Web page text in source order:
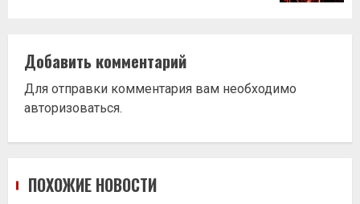
Добавить комментарий
Для отправки комментария вам необходимо
авторизоваться.
ПОХОЖИЕ НОВОСТИ